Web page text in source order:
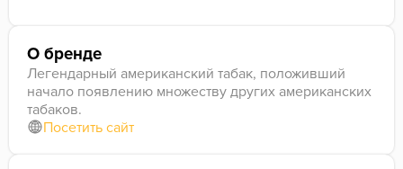
О бренде
Легендарный американский табак, положивший
начало появлению множеству других американских
табаков.
Посетить сайт